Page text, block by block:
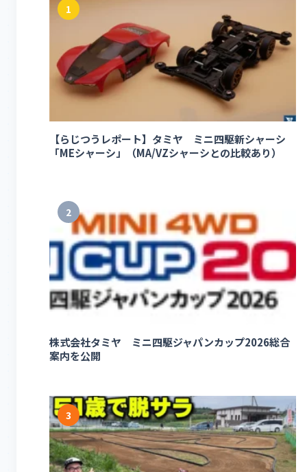
1
【らじつうレポート】タミヤ ミニ四駆新シャーシ
「MEシャーシ」（MA/VZシャーシとの比較あり）
2
株式会社タミヤ ミニ四駆ジャパンカップ2026総合
案内を公開
3